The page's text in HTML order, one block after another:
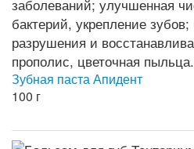
Зубная паста Апидент
100 г